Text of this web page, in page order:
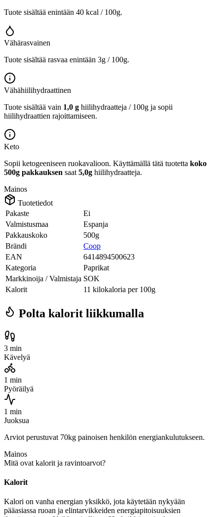
Tuote sisältää enintään 40 kcal / 100g.
Vähärasvainen
Tuote sisältää rasvaa enintään 3g / 100g.
Vähähiilihydraattinen
Tuote sisältää vain 1,0 g hiilihydraatteja / 100g ja sopii
hiilihydraattien rajoittamiseen.
Keto
Sopii ketogeeniseen ruokavalioon. Käyttämällä tätä tuotetta koko
500g pakkauksen saat 5,0g hiilihydraatteja.
Mainos
Tuotetiedot
Pakaste
Ei
Valmistusmaa
Espanja
Pakkauskoko
500g
Brändi
Coop
EAN
6414894500623
Kategoria
Paprikat
Markkinoija / Valmistaja SOK
Kalorit
11 kilokaloria per 100g
Polta kalorit liikkumalla
3 min
Kävelyä
1 min
Pyöräilyä
1 min
Juoksua
Arviot perustuvat 70kg painoisen henkilön energiankulutukseen.
Mainos
Mitä ovat kalorit ja ravintoarvot?
Kalorit
Kalori on vanha energian yksikkö, jota käytetään nykyään
pääasiassa ruoan ja elintarvikkeiden energiapitoisuuksien